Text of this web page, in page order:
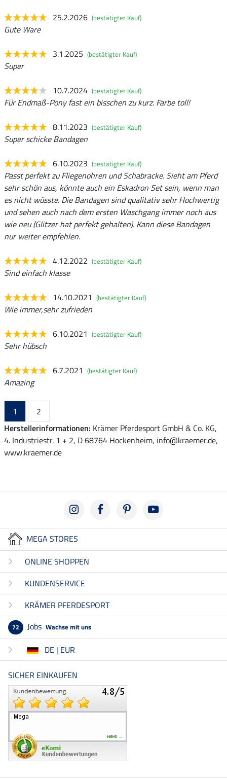
25.2.2026 (bestätigter Kauf)
Gute Ware
3.1.2025 (bestätigter Kauf)
Super
10.7.2024 (bestätigter Kauf)
Für Endmaß-Pony fast ein bisschen zu kurz. Farbe toll!
8.11.2023 (bestätigter Kauf)
Super schicke Bandagen
6.10.2023 (bestätigter Kauf)
Passt perfekt zu Fliegenohren und Schabracke. Sieht am Pferd
sehr schön aus, könnte auch ein Eskadron Set sein, wenn man
es nicht wüsste. Die Bandagen sind qualitativ sehr Hochwertig
und sehen auch nach dem ersten Waschgang immer noch aus
wie neu (Glitzer hat perfekt gehalten). Kann diese Bandagen
nur weiter empfehlen.
4.12.2022 (bestätigter Kauf)
Sind einfach klasse
14.10.2021 (bestätigter Kauf)
Wie immer,sehr zufrieden
6.10.2021 (bestätigter Kauf)
Sehr hübsch
6.7.2021 (bestätigter Kauf)
Amazing
1
2
Herstellerinformationen: Krämer Pferdesport GmbH & Co. KG,
4. Industriestr. 1 + 2, D 68764 Hockenheim, info@kraemer.de,
www.kraemer.de
MEGA STORES
ONLINE SHOPPEN
KUNDENSERVICE
KRÄMER PFERDESPORT
72 Jobs Wachse mit uns
DE | EUR
SICHER EINKAUFEN